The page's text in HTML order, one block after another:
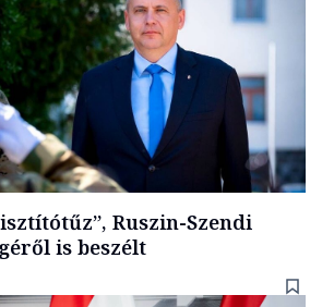
Ruszin-Szendi
is beszélt